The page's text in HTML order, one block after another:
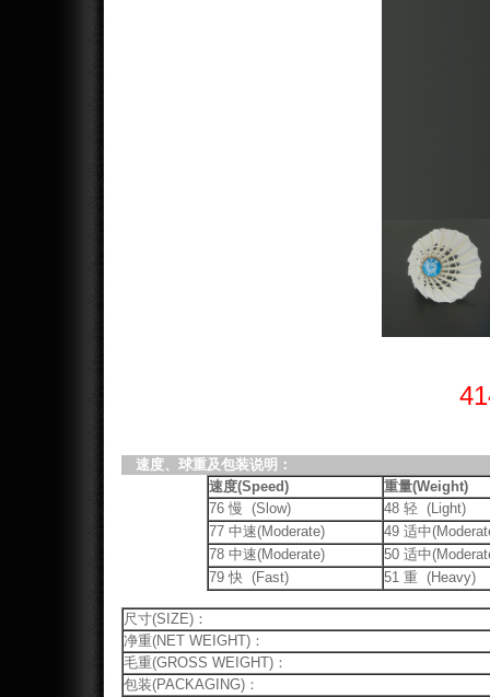
速度、球重及包装说明：
速度(Speed)
重量(Weight)
76 慢 (Slow)
48 轻 (Light)
77 中速(Moderate)
49 适中
78 中速(Moderate)
50 适中
79 快 (Fast)
51 重 (Heavy)
尺寸(SIZE)：
净重(NET WEIGHT)：
毛重(GROSS WEIGHT)：
包装(PACKAGING)：